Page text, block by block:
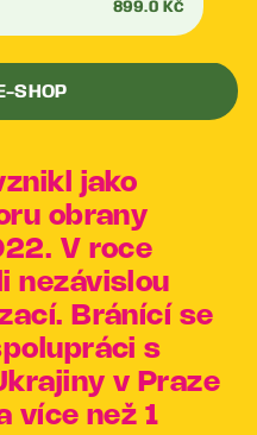
899.0 Kč
SHOP
jako
obrany
V roce
nezávislou
Bránící se
s
v Praze
více než 1